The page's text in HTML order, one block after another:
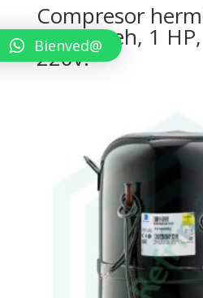
Compresor
Tecumseh, 1
220v.
Bienved@